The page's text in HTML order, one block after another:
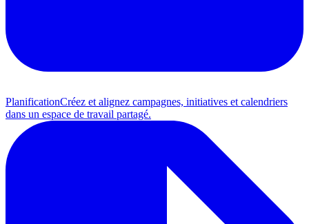
PlanificationCréez et alignez campagnes, initiatives et calendriers
dans un espace de travail partagé.